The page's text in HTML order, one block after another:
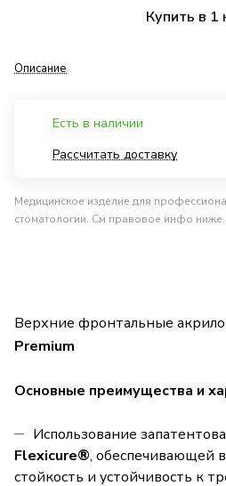
Купить в 1
Описание
Есть в наличии
Рассчитать доставку
Медицинское изделие для
стоматологии. См правовое инфо ниже.
Верхние фронтальные
Premium
Основные преимущества и
Использование
Flexicure®, обеспечивающей
стойкость и устойчивость к